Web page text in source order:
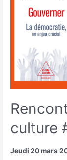
culture
Jeudi 20 mars